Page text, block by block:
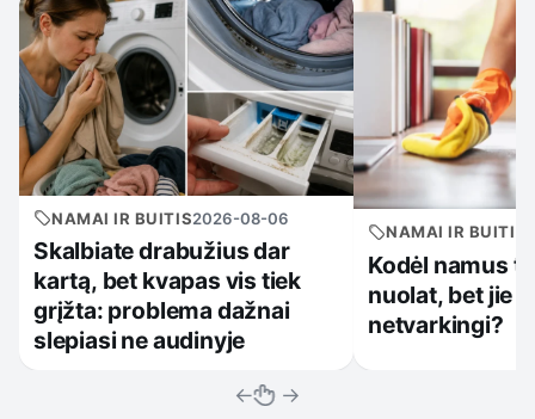
NAMAI IR BUITIS2026-08-06
Skalbiate drabužius dar
kartą, bet kvapas vis tiek
grįžta: problema dažnai
slepiasi ne audinyje
NAMAI IR BUITIS
Kodėl namus
nuolat, bet jie
netvarkingi?
← →